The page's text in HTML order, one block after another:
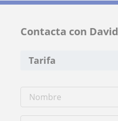
Contacta con David
Tarifa